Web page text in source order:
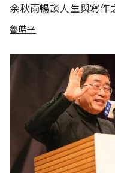
余秋雨暢談人生與寫作
魯皓平